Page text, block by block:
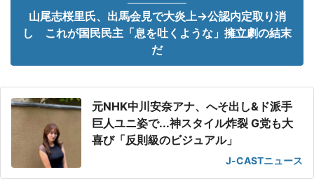
山尾志桜里氏、出馬会見で大炎上→公認内定取り消
し これが国民民主「息を吐くような」擁立劇の結末
だ
元NHK中川安奈アナ、へそ出し&ド派手
巨人ユニ姿で...神スタイル炸裂 G党も大
喜び「反則級のビジュアル」
J-CASTニュース